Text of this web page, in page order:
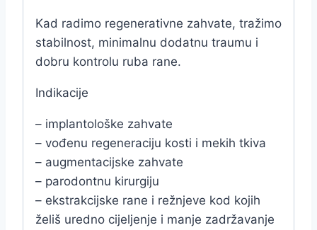
Kad radimo regenerativne zahvate, tražimo
stabilnost, minimalnu dodatnu traumu i
dobru kontrolu ruba rane.
Indikacije
– implantološke zahvate
– vođenu regeneraciju kosti i mekih tkiva
– augmentacijske zahvate
– parodontnu kirurgiju
– ekstrakcijske rane i režnjeve kod kojih
želiš uredno cijeljenje i manje zadržavanje